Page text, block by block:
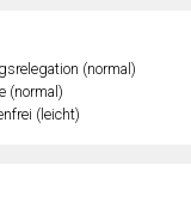
(normal)
(normal)
(leicht)